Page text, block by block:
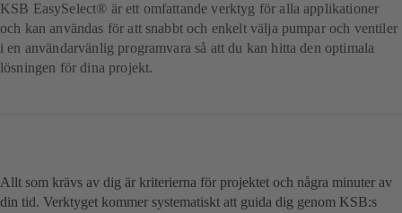
KSB EasySelect® är ett omfattande verktyg för alla applikationer
och kan användas för att snabbt och enkelt välja pumpar och ventiler
i en användarvänlig programvara så att du kan hitta den optimala
lösningen för dina projekt.
Allt som krävs av dig är kriterierna för projektet och några minuter av
din tid. Verktyget kommer systematiskt att guida dig genom KSB:s